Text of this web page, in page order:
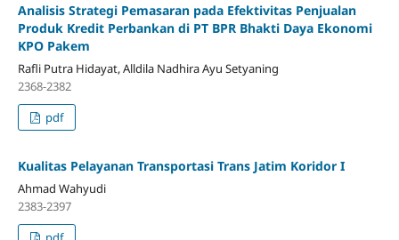
Analisis Strategi Pemasaran pada Efektivitas Penjualan
Produk Kredit Perbankan di PT BPR Bhakti Daya Ekonomi
KPO Pakem
Rafli Putra Hidayat, Alldila Nadhira Ayu Setyaning
2368-2382
pdf
Kualitas Pelayanan Transportasi Trans Jatim Koridor I
Ahmad Wahyudi
2383-2397